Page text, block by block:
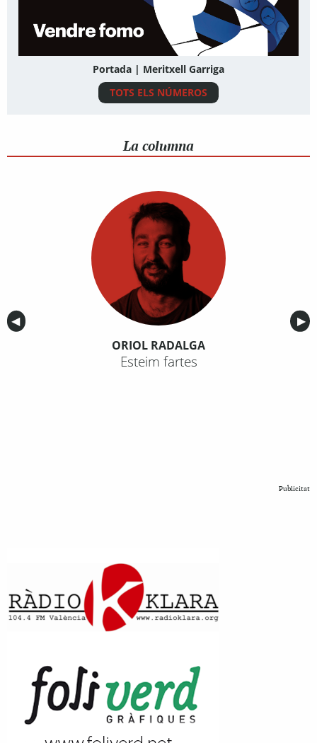
Portada | Meritxell Garriga
TOTS ELS NÚMEROS
La columna
Anterior
◀︎ ▶︎
ORIOL RADALGA
Esteim fartes
Publicitat